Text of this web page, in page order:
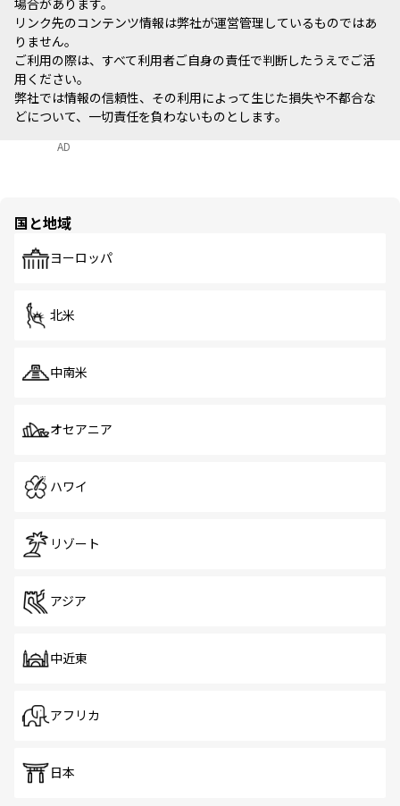
場合があります。
リンク先のコンテンツ情報は弊社が運営管理しているものではあ
りません。
ご利用の際は、すべて利用者ご自身の責任で判断したうえでご活
用ください。
弊社では情報の信頼性、その利用によって生じた損失や不都合な
どについて、一切責任を負わないものとします。
AD
国と地域
ヨーロッパ
北米
中南米
オセアニア
ハワイ
リゾート
アジア
中近東
アフリカ
日本